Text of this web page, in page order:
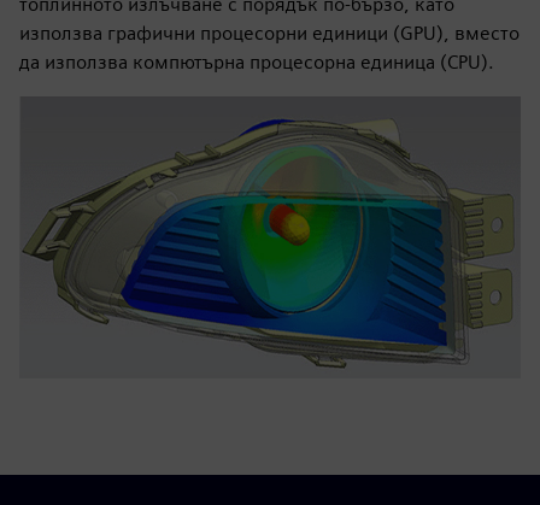
използва графични процесорни единици (GPU), вместо
да използва компютърна процесорна единица (CPU).